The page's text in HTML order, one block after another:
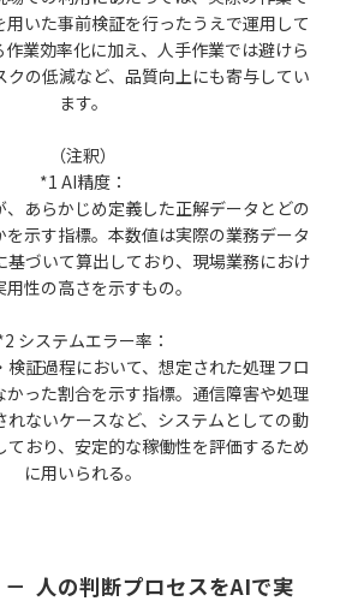
いた事前検証を行ったうえで運用して
作業効率化に加え、人手作業では避けら
クの低減など、品質向上にも寄与してい
ます。
（注釈）
*1 AI精度：
あらかじめ定義した正解データとどの
示す指標。本数値は実際の業務データ
基づいて算出しており、現場業務におけ
用性の高さを示すもの。
システムエラー率：
証過程において、想定された処理フロ
かった割合を示す指標。通信障害や処理
れないケースなど、システムとしての動
ており、安定的な稼働性を評価するため
に用いられる。
人の判断プロセスをAIで実